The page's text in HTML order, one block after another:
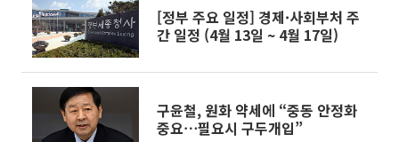
[정부 주요 일정] 경제·사회부처 주
간 일정 (4월 13일 ~ 4월 17일)
구윤철, 원화 약세에 “중동 안정화
중요⋯필요시 구두개입”